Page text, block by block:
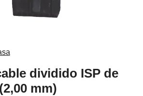
dividido ISP de
mm)